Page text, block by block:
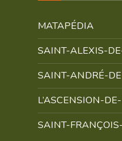
MATAPÉDIA
SAINT-ALEXIS-
SAINT-ANDRÉ-
L’ASCENSION-
SAINT-